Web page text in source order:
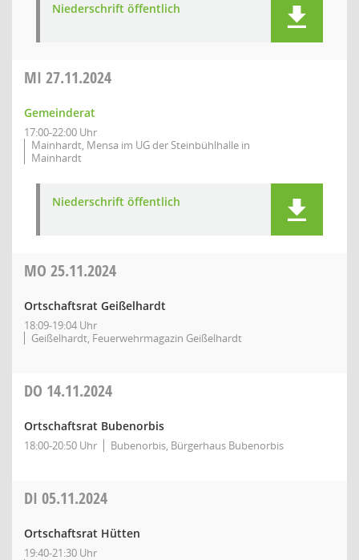
Niederschrift öffentlich
MI 27.11.2024
Gemeinderat
17:00-22:00 Uhr
Mainhardt, Mensa im UG der Steinbühlhalle in
Mainhardt
Niederschrift öffentlich
MO 25.11.2024
Ortschaftsrat Geißelhardt
18:09-19:04 Uhr
Geißelhardt, Feuerwehrmagazin Geißelhardt
DO 14.11.2024
Ortschaftsrat Bubenorbis
18:00-20:50 Uhr Bubenorbis, Bürgerhaus Bubenorbis
DI 05.11.2024
Ortschaftsrat Hütten
19:40-21:30 Uhr